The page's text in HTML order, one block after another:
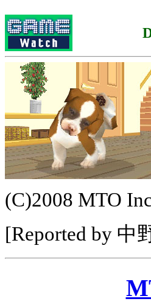
(C)2008 MTO
[Reported by 中